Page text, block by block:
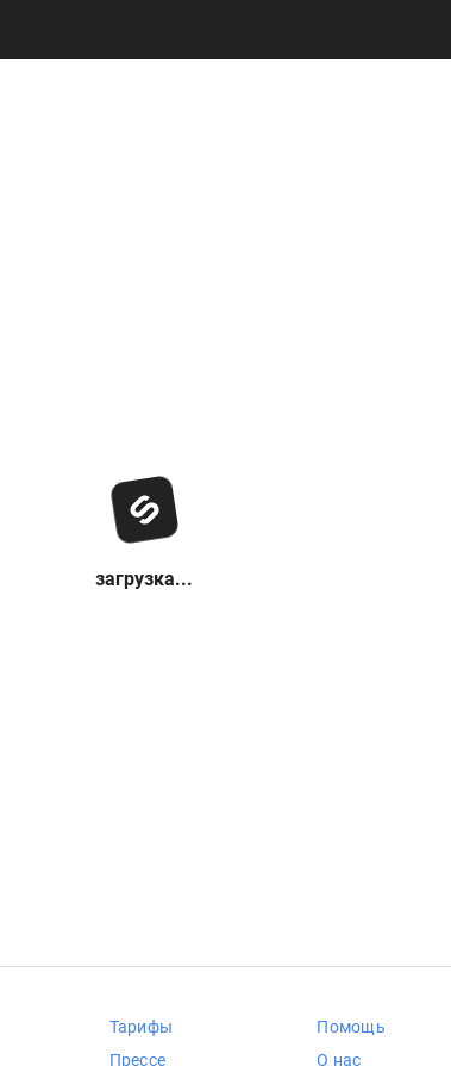
загрузка...
Тарифы
Прессе
Помощь
О нас